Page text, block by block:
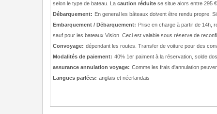
selon le type de bateau. La caution réduite se situe alors entre 295
Débarquement: En general les bâteaux doivent être rendu propre.
Embarquement / Débarquement: Prise en charge à partir de 14h,
sauf pour les bateaux Vision. Ceci est valable sous réserve de
Convoyage: dépendant les routes. Transfer de voiture pour des
Modalités de paiement: 40% 1er paiment à la réservation, solde
assurance annulation voyage: Comme les frais d'annulation
Langues parlées: anglais et néerlandais